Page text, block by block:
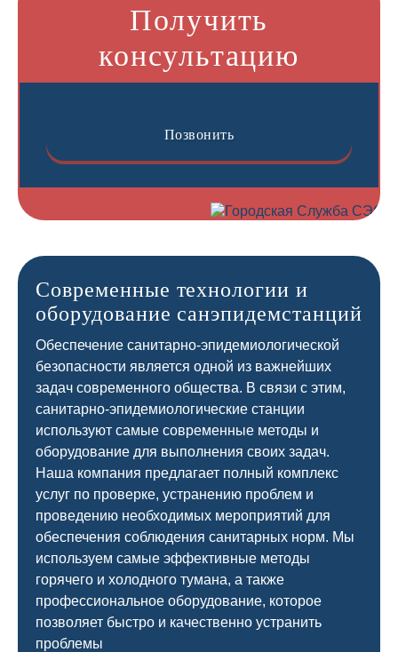
Получить
консультацию
Позвонить
Современные технологии и
оборудование санэпидемстанций
Обеспечение санитарно-эпидемиологической
безопасности является одной из важнейших
задач современного общества. В связи с этим,
санитарно-эпидемиологические станции
используют самые современные методы и
оборудование для выполнения своих задач.
Наша компания предлагает полный комплекс
услуг по проверке, устранению проблем и
проведению необходимых мероприятий для
обеспечения соблюдения санитарных норм. Мы
используем самые эффективные методы
горячего и холодного тумана, а также
профессиональное оборудование, которое
позволяет быстро и качественно устранить
проблемы